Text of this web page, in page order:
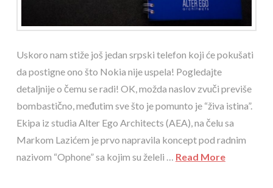
Uskoro nam stiže još jedan srpski telefon koji će pokušati
da postigne ono što Nokia nije uspela! Pogledajte
detaljnije o čemu se radi! OK, možda naslov zvuči previše
bombastično, međutim sve što je pomunto je “živa istina”.
Ekipa iz studia Alter Ego Architects (AEA), na čelu sa
Markom Lazićem je prvo napravila koncept pod radnim
nazivom “Ophone” sa kojim su želeli … Read More